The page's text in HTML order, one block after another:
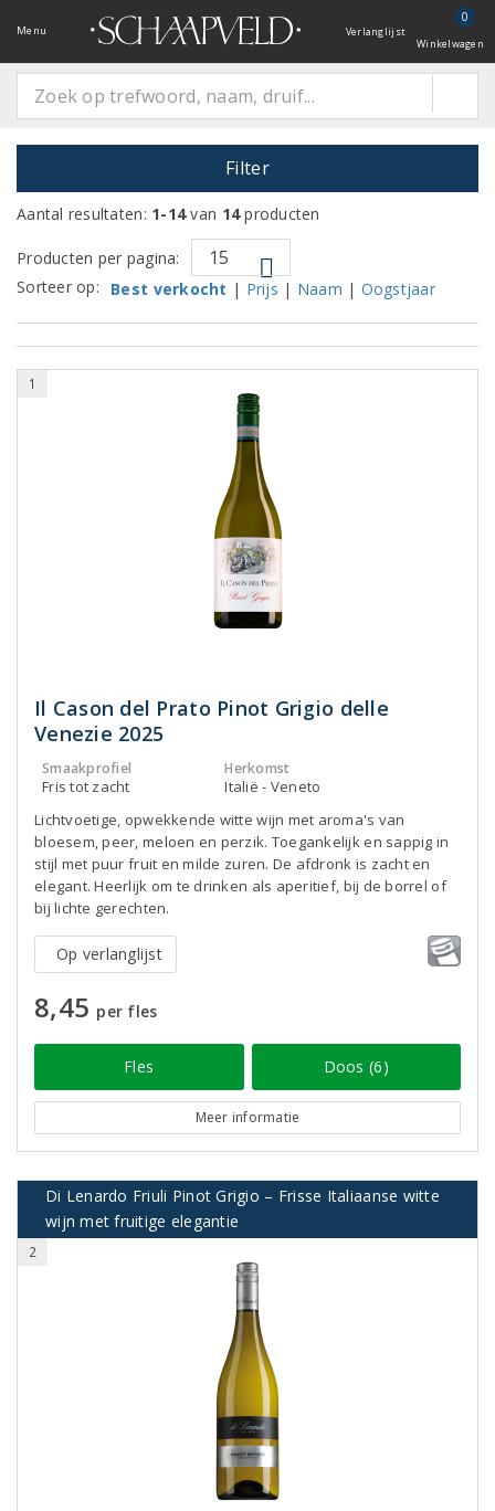
Menu Verlanglijst
0
Winkelwagen
Filter
Aantal resultaten: 1-14van 14producten
Producten per pagina:
Sorteer op:
Best verkocht | Prijs | Naam | Oogstjaar
1
Il Cason del Prato Pinot Grigio delle
Venezie 2025
Smaakprofiel
Fris tot zacht
Herkomst
Italië - Veneto
Lichtvoetige, opwekkende witte wijn met aroma's van
bloesem, peer, meloen en perzik. Toegankelijk en sappig in
stijl met puur fruit en milde zuren. De afdronk is zacht en
elegant. Heerlijk om te drinken als aperitief, bij de borrel of
bij lichte gerechten.
Op verlanglijst
8,45 per fles
Fles Doos (6)
Meer informatie
Di Lenardo Friuli Pinot Grigio – Frisse Italiaanse witte
wijn met fruitige elegantie
2